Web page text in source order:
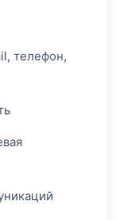
телефон,